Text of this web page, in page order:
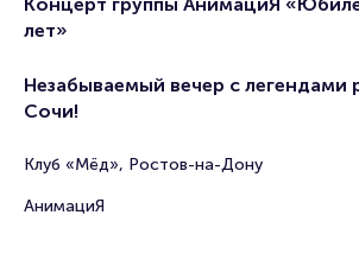
лет»
Незабываемый вечер с легендами
Сочи!
Клуб «Мёд», Ростов-на-Дону
АнимациЯ